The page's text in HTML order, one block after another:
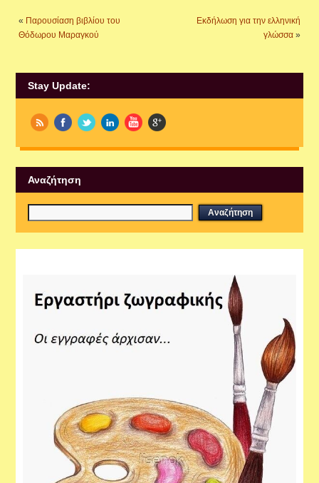
«
Παρουσίαση βιβλίου του
Θόδωρου Μαραγκού
Εκδήλωση για την ελληνική
γλώσσα»
Stay Update:
Αναζήτηση